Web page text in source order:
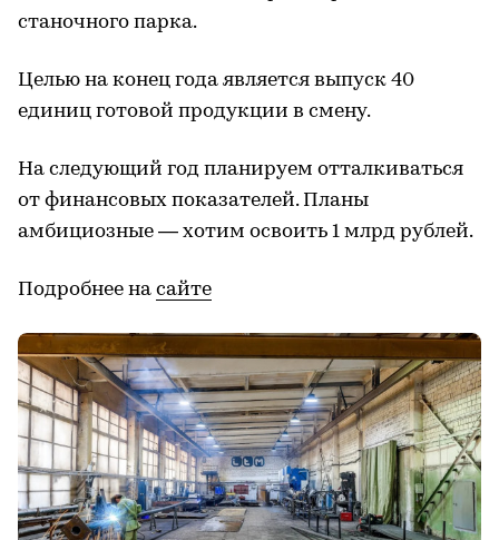
станочного парка.
Целью на конец года является выпуск 40
единиц готовой продукции в смену.
На следующий год планируем отталкиваться
от финансовых показателей. Планы
амбициозные — хотим освоить 1 млрд рублей.
Подробнее на сайте